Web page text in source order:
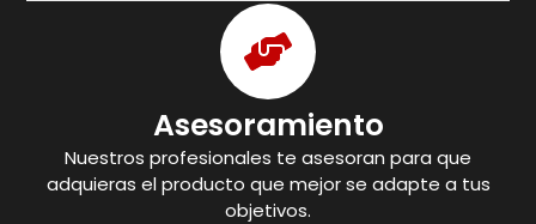
Asesoramiento
Nuestros profesionales te asesoran para que
adquieras el producto que mejor se adapte a tus
objetivos.